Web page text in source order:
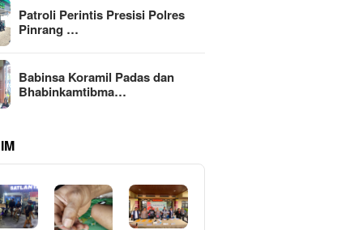
Patroli Perintis Presisi Polres
Pinrang …
Babinsa Koramil Padas dan
Bhabinkamtibma…